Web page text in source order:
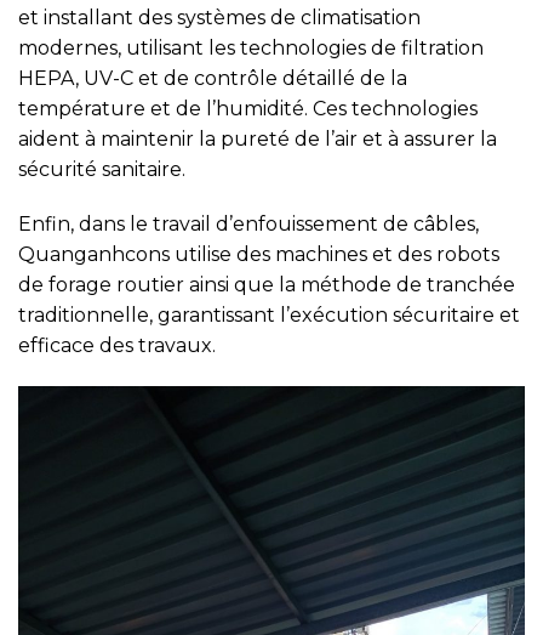
et installant des systèmes de climatisation
modernes, utilisant les technologies de filtration
HEPA, UV-C et de contrôle détaillé de la
température et de l’humidité. Ces technologies
aident à maintenir la pureté de l’air et à assurer la
sécurité sanitaire.
Enfin, dans le travail d’enfouissement de câbles,
Quanganhcons utilise des machines et des robots
de forage routier ainsi que la méthode de tranchée
traditionnelle, garantissant l’exécution sécuritaire et
efficace des travaux.